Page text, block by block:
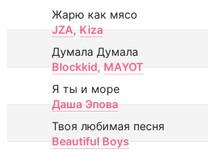
Жарю как мясо
JZA, Kiza
Думала Думала
Blockkid, MAYOT
Я ты и море
Даша Эпова
Твоя любимая песня
Beautiful Boys